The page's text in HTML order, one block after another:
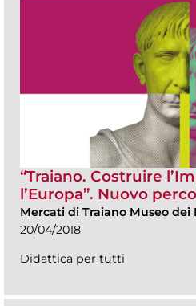
“Traiano. Costruire
l’Europa”. Nuovo
Mercati di Traiano Museo dei
20/04/2018
Didattica per tutti